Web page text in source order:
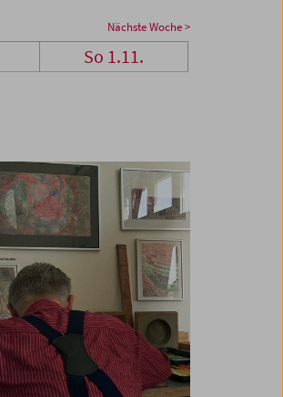
Nächste Woche >
So 1.11.